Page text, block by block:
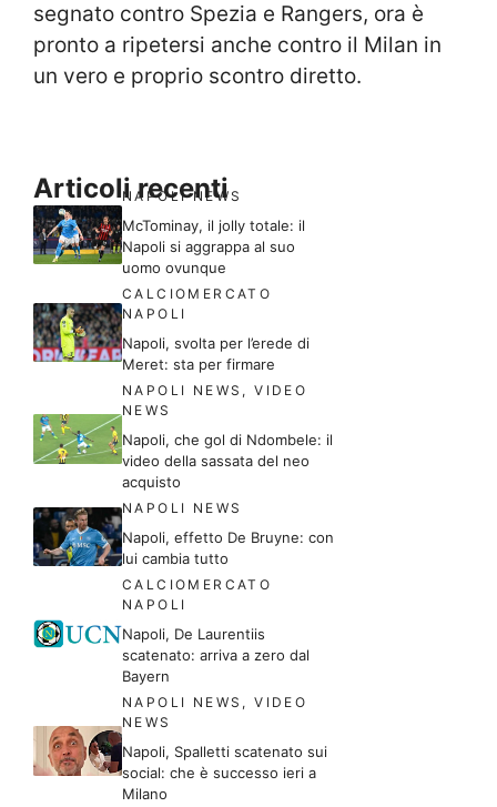
segnato contro Spezia e Rangers, ora è
pronto a ripetersi anche contro il Milan in
un vero e proprio scontro diretto.
Articoli recenti
NAPOLI NEWS
McTominay, il jolly totale: il
Napoli si aggrappa al suo
uomo ovunque
CALCIOMERCATO
NAPOLI
Napoli, svolta per l’erede di
Meret: sta per firmare
NAPOLI NEWS ,VIDEO
NEWS
Napoli, che gol di Ndombele: il
video della sassata del neo
acquisto
NAPOLI NEWS
Napoli, effetto De Bruyne: con
lui cambia tutto
CALCIOMERCATO
NAPOLI
Napoli, De Laurentiis
scatenato: arriva a zero dal
Bayern
NAPOLI NEWS ,VIDEO
NEWS
Napoli, Spalletti scatenato sui
social: che è successo ieri a
Milano